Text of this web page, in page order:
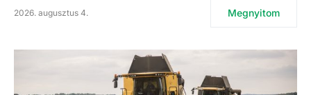
2026. augusztus 4. Megnyitom